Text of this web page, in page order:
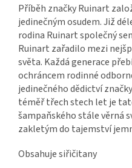
Příběh značky Ruinart
jedinečným osudem. Již
rodina Ruinart společný
Ruinart zařadilo mezi
světa. Každá generace
ochráncem rodinné
jedinečného dědictví
téměř třech stech let je
šampaňského stále věrná
zakletým do tajemství
Obsahuje siřičitany